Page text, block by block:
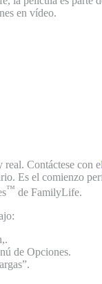
en vídeo.
Contáctese con el
Es el comienzo
™ de FamilyLife.
de Opciones.